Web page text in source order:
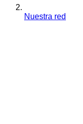
Nuestra red